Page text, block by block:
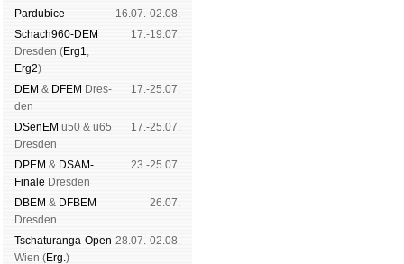
Pardu­bice
16.07.-02.08.
Schach960-DEM
Dres­den (Erg1,
Erg2)
17.-19.07.
DEM & DFEM Dres­
den
17.-25.07.
DSenEM ü50 & ü65
Dres­den
17.-25.07.
DPEM & DSAM-
Finale Dres­den
23.-25.07.
DBEM & DFBEM
Dres­den
26.07.
Tschaturanga-Open
Wien (Erg.)
28.07.-02.08.